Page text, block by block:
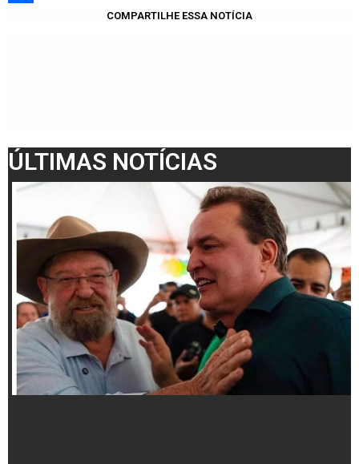
COMPARTILHE ESSA NOTÍCIA
ÚLTIMAS NOTÍCIAS